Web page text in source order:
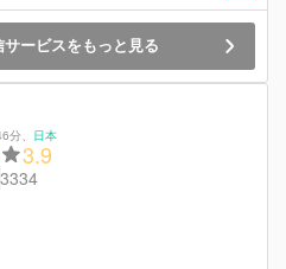
ービスをもっと見る
分 日本
3.9
3334